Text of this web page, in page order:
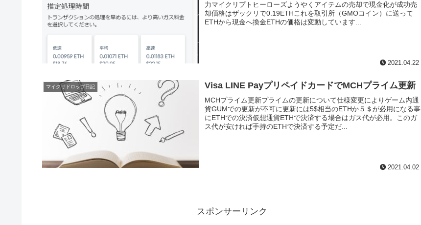
力マイクリプトヒーローズようやくアイテムの売却で現金化が成功売
却価格はザックリで0.19ETHこれを取引所（GMOコイン）に送って
ETHから現金へ換金ETHの価格は変動しています...
2021.04.22
マイクリドロップ日記 Visa LINE PayプリペイドカードでMCHプライム更新
MCHプライム更新プライムの更新について仕様変更によりゲーム内通
貨GUMでの更新が不可に更新には5$相当のETHか５＄が必用になる事
にETHでの決済仮想通貨ETHで決済する場合はガス代が必用。このガ
ス代が安ければ手持のETHで決済する予定だ...
2021.04.02
スポンサーリンク